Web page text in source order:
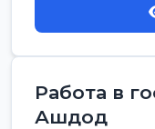
Работа в
Ашдод